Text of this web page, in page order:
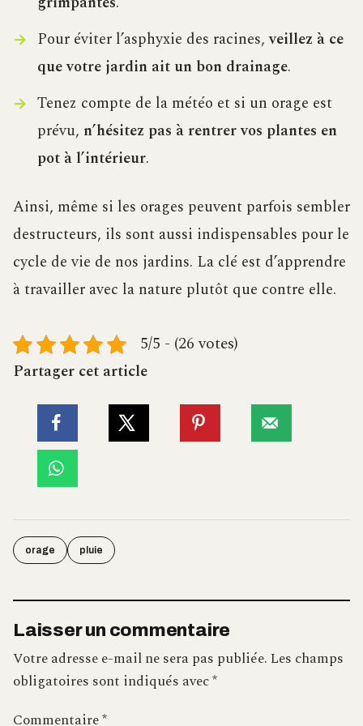
Pour éviter l’asphyxie des racines,veillez à ce
que votre jardin ait un bon drainage.
Tenez compte de la météo et si un orage est
prévu, n’hésitez pas à rentrer vos plantes en
pot à l’intérieur.
Ainsi, même si les orages peuvent parfois sembler
destructeurs, ils sont aussi indispensables pour le
cycle de vie de nos jardins. La clé est d’apprendre
à travailler avec la nature plutôt que contre elle.
5/5 - (26 votes)
Partager cet article
orage pluie
Laisser un commentaire
Votre adresse e-mail ne sera pas publiée.Les champs
obligatoires sont indiqués avec*
Commentaire*